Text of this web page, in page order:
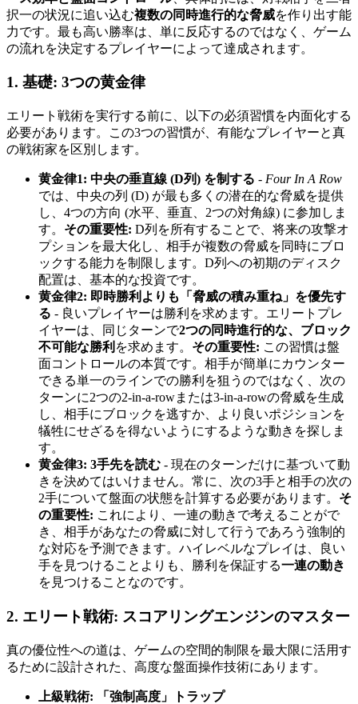
択一の状況に追い込む複数の同時進行的な脅威を作り出す能
力です。最も高い勝率は、単に反応するのではなく、ゲーム
の流れを決定するプレイヤーによって達成されます。
1. 基礎: 3つの黄金律
エリート戦術を実行する前に、以下の必須習慣を内面化する
必要があります。この3つの習慣が、有能なプレイヤーと真
の戦術家を区別します。
黄金律1: 中央の垂直線 (D列) を制する - Four In A Row
では、中央の列 (D) が最も多くの潜在的な脅威を提供
し、4つの方向 (水平、垂直、2つの対角線) に参加しま
す。 その重要性: D列を所有することで、将来の攻撃オ
プションを最大化し、相手が複数の脅威を同時にブロ
ックする能力を制限します。D列への初期のディスク
配置は、基本的な投資です。
黄金律2: 即時勝利よりも「脅威の積み重ね」を優先す
る - 良いプレイヤーは勝利を求めます。エリートプレ
イヤーは、同じターンで2つの同時進行的な、ブロック
不可能な勝利 を求めます。 その重要性: この習慣は盤
面コントロールの本質です。相手が簡単にカウンター
できる単一のラインでの勝利を狙うのではなく、次の
ターンに2つの2-in-a-rowまたは3-in-a-rowの脅威を生成
し、相手にブロックを逃すか、より良いポジションを
犠牲にせざるを得ないようにするような動きを探しま
す。
黄金律3: 3手先を読む - 現在のターンだけに基づいて動
きを決めてはいけません。常に、次の3手と相手の次の
2手について盤面の状態を計算する必要があります。 そ
の重要性: これにより、一連の動きで考えることがで
き、相手があなたの脅威に対して行うであろう強制的
な対応を予測できます。ハイレベルなプレイは、良い
手を見つけることよりも、勝利を保証する一連の動き
を見つけることなのです。
2. エリート戦術: スコアリングエンジンのマスター
真の優位性への道は、ゲームの空間的制限を最大限に活用す
るために設計された、高度な盤面操作技術にあります。
上級戦術: 「強制高度」トラップ